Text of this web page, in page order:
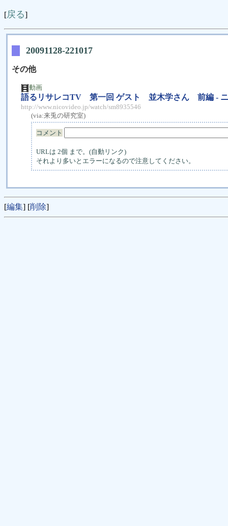
[戻る]
20091128-221017
その他
動画
語るリサレコTV 第一回 ゲスト 並木学さん 前編 ‐ ニ
http://www.nicovideo.jp/watch/sm8935546
(via:来兎の研究室)
コメント
URLは 2個 まで。(自動リンク)
それより多いとエラーになるので注意してください。
[編集] [削除]